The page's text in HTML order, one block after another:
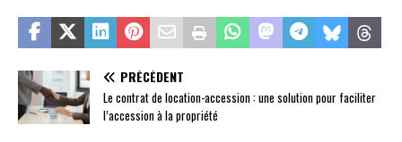
PRÉCÉDENT
Le contrat de location-accession : une solution pour faciliter
l’accession à la propriété